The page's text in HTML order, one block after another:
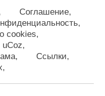
Соглашение
cookies
uCoz
Ссылки